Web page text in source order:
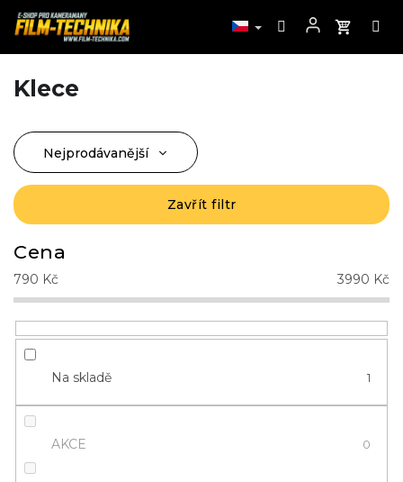
PřejítKlece
Ř
a
z
e
n
í
p
r
o
d
u
t
ů
Nejprodávanější
Nejlevnější
Zavřít filtr
Cena
790 Kč 3990 Kč
Na skladě 1
AKCE 0